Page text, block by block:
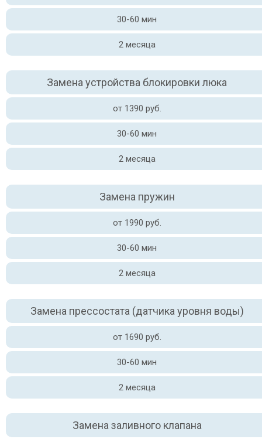
30-60 мин
2 месяца
Замена устройства блокировки люка
от 1390 руб.
30-60 мин
2 месяца
Замена пружин
от 1990 руб.
30-60 мин
2 месяца
Замена прессостата (датчика уровня воды)
от 1690 руб.
30-60 мин
2 месяца
Замена заливного клапана